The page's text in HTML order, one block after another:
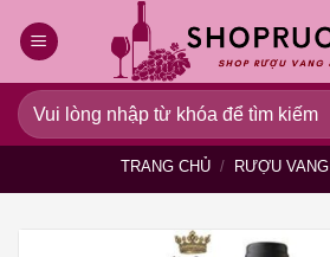
qua
dung
Tìm
kiếm:
TRANG CHỦ / RƯỢU VANG